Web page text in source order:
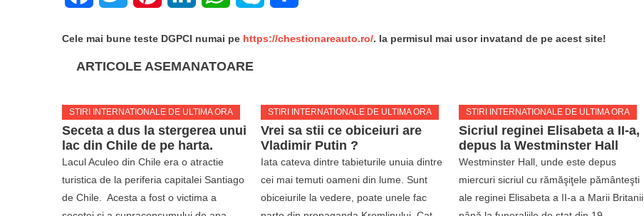
Cele mai bune teste DGPCI numai pe https://chestionareauto.ro/. Ia permisul mai usor invatand de pe acest site!
ARTICOLE ASEMANATOARE
STIRI INTERNATIONALE DE ULTIMA ORA
Seceta a dus la stergerea unui
lac din Chile de pe harta.
Lacul Aculeo din Chile era o atractie
turistica de la periferia capitalei Santiago
de Chile. Acesta a fost o victima a
STIRI INTERNATIONALE DE ULTIMA ORA
Vrei sa stii ce obiceiuri are
Vladimir Putin ?
Iata cateva dintre tabieturile unuia dintre
cei mai temuti oameni din lume. Sunt
obiceiurile la vedere, poate unele fac
STIRI INTERNATIONALE DE ULTIMA ORA
Sicriul reginei Elisabeta a II-a,
depus la Westminster Hall
Westminster Hall, unde este depus
miercuri sicriul cu rămăşiţele pământeşti
ale reginei Elisabeta a II-a a Marii Britanii